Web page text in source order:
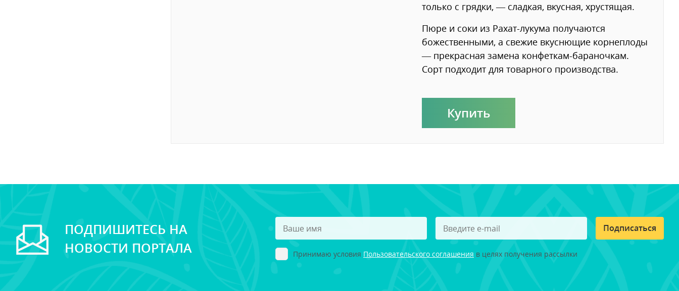
только с грядки, — сладкая, вкусная, хрустящая.
Пюре и соки из Рахат-лукума получаются
божественными, а свежие вкуснющие корнеплоды
— прекрасная замена конфеткам-бараночкам.
Сорт подходит для товарного производства.
Купить
ПОДПИШИТЕСЬ НА
НОВОСТИ ПОРТАЛА
Подписаться
Принимаю условия Пользовательского соглашения в целях получения рассылки